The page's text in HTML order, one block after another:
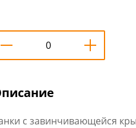
с завинчивающейся